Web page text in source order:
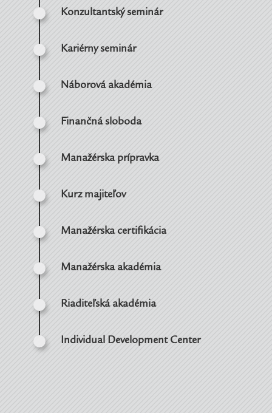
Konzultantský seminár
Kariérny seminár
Náborová akadémia
Finančná sloboda
Manažérska prípravka
Kurz majiteľov
Manažérska certifikácia
Manažérska akadémia
Riaditeľská akadémia
Individual Development Center